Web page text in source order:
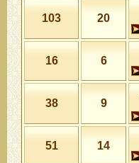
20
103
6
16
9
38
14
51